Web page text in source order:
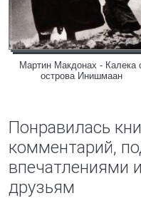
Мартин Макдонах - Калека
острова Инишмаан
Понравилась
комментарий,
впечатлениями
друзьям